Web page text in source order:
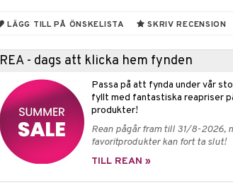
LÄGG TILL PÅ ÖNSKELISTA SKRIV RECENSION
REA - dags att klicka hem fynden
Passa på att fynda under vår
fyllt med fantastiska reapriser
produkter!
Rean pågår fram till 31/8-2026,
favoritprodukter kan fort ta slut!
TILL REAN »